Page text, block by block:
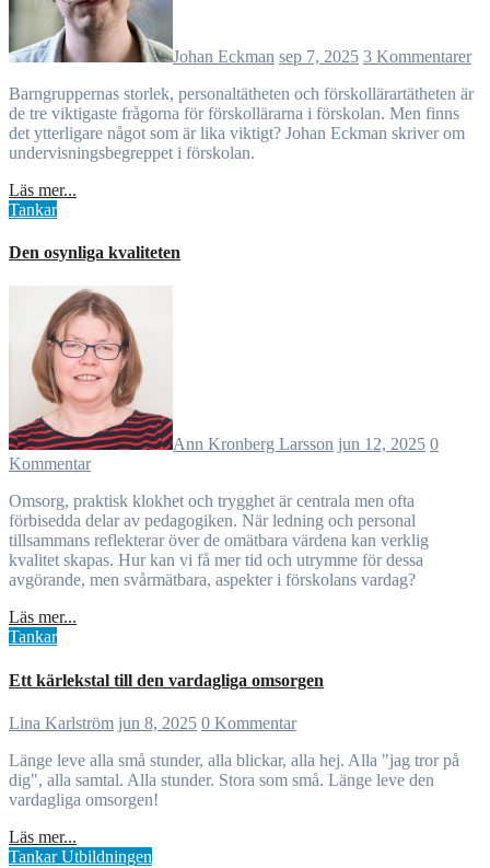
Johan Eckman sep 7, 2025 3 Kommentarer
Barngruppernas storlek, personaltätheten och förskollärartätheten är
de tre viktigaste frågorna för förskollärarna i förskolan. Men finns
det ytterligare något som är lika viktigt? Johan Eckman skriver om
undervisningsbegreppet i förskolan.
Läs mer...
Tankar
Den osynliga kvaliteten
Ann Kronberg Larsson jun 12, 2025 0
Kommentar
Omsorg, praktisk klokhet och trygghet är centrala men ofta
förbisedda delar av pedagogiken. När ledning och personal
tillsammans reflekterar över de omätbara värdena kan verklig
kvalitet skapas. Hur kan vi få mer tid och utrymme för dessa
avgörande, men svårmätbara, aspekter i förskolans vardag?
Läs mer...
Tankar
Ett kärlekstal till den vardagliga omsorgen
Lina Karlström jun 8, 2025 0 Kommentar
Länge leve alla små stunder, alla blickar, alla hej. Alla "jag tror på
dig", alla samtal. Alla stunder. Stora som små. Länge leve den
vardagliga omsorgen!
Läs mer...
TankarUtbildningen